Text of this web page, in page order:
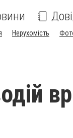
Нерухомість